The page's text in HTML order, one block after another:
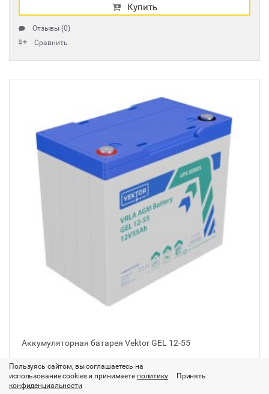
Купить
Отзывы (0)
Сравнить
Аккумуляторная батарея Vektor GЕL 12-55
Производитель: Vektor Energy/Китай
Тип электролита: GEL
Номинальное напряжение, В:
Пользуясь сайтом, вы соглашаетесь на
использование cookies и принимаете политику
конфиденциальности
Принять